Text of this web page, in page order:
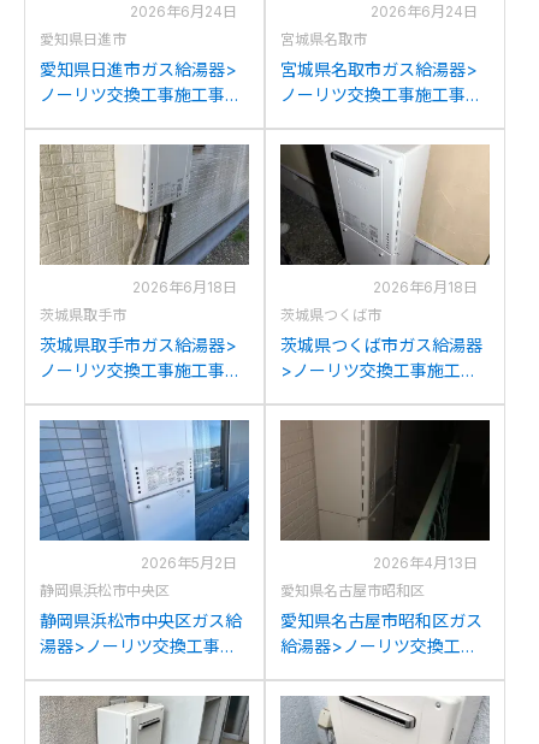
2026年6月24日
愛知県日進市
愛知県日進市ガス給湯器>
ノーリツ交換工事施工事
からノーリツGT-
2070SAW BLへの交換
2026年6月24日
宮城県名取市
宮城県名取市ガス給湯器>
ノーリツ交換工事施工事
2050AWXからノーリツ
GT-2070SAW BLへの交換
2026年6月18日
茨城県取手市
茨城県取手市ガス給湯器>
ノーリツ交換工事施工事
2050SAWXからノーリツ
GT-2070SAW BLへの交換
2026年6月18日
茨城県つくば市
茨城県つくば市ガス給湯器
>ノーリツ交換工事施工事
VD2401SAW2-3からノーリ
ツGT-2070SAW BLへの交
2026年5月2日
静岡県浜松市中央区
静岡県浜松市中央区ガス給
湯器>ノーリツ交換工事施
SZRからノーリツGT-
2070SAW BLへの交換
2026年4月13日
愛知県名古屋市昭和区
愛知県名古屋市昭和区ガス
給湯器>ノーリツ交換工事
A2003SAW(A)からノーリ
ツGT-2070SAW BLへの交